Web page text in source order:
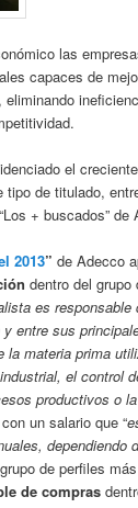
las
capaces de
el
tipo de titulado,
+ buscados” de
2013” de Adecco
dentro del
es responsable
entre sus
la materia prima
el control
productivos o
con un salario que “
dependiendo
de perfiles
de compras